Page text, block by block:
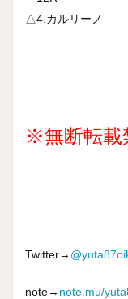
△4.カルリーノ
※無断転載
Twitter→
note→ note.mu/